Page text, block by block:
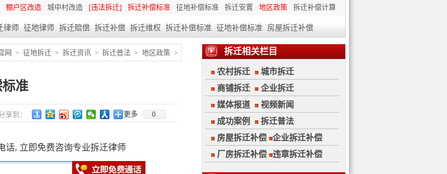
棚户区改造 城中村改造 [违法拆迁] 拆迁补偿标准 征地补偿标准 拆迁安置 地区政策 拆迁补偿计算
律师 征地律师 拆迁赔偿 拆迁补偿 拆迁维权 拆迁补偿标准 征地补偿标准 房屋拆迁补偿
网 > 征地拆迁 > 拆迁资讯 > 拆迁普法 > 地区政策 >
准
享到： 更多 0
话, 立即免费咨询专业拆迁律师
拆迁相关栏目
农村拆迁
城市拆迁
商铺拆迁
企业拆迁
媒体报道
视频新闻
成功案例
拆迁普法
房屋拆迁补偿
企业拆迁补偿
厂房拆迁补偿
违章拆迁补偿